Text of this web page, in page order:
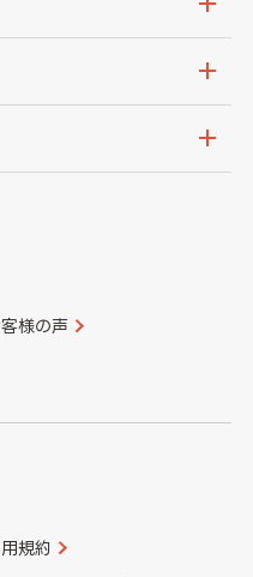
媛県
崎県
様の声
規約